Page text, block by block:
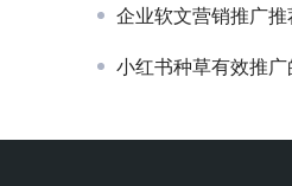
企业软文营销推广推
小红书种草有效推